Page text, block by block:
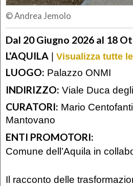
© Andrea Jemolo
Dal 20 Giugno 2026 al 18
L'AQUILA | Visualizza tutte
LUOGO: Palazzo ONMI
INDIRIZZO: Viale Duca
CURATORI: Mario
Mantovano
ENTI PROMOTORI:
Comune dell’Aquila in
Il racconto delle